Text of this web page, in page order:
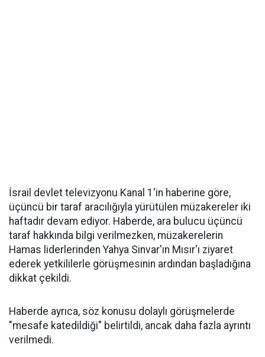
İsrail devlet televizyonu Kanal 1'in haberine göre,
üçüncü bir taraf aracılığıyla yürütülen müzakereler iki
haftadır devam ediyor. Haberde, ara bulucu üçüncü
taraf hakkında bilgi verilmezken, müzakerelerin
Hamas liderlerinden Yahya Sinvar'ın Mısır'ı ziyaret
ederek yetkililerle görüşmesinin ardından başladığına
dikkat çekildi.
Haberde ayrıca, söz konusu dolaylı görüşmelerde
"mesafe katedildiği" belirtildi, ancak daha fazla ayrıntı
verilmedi.